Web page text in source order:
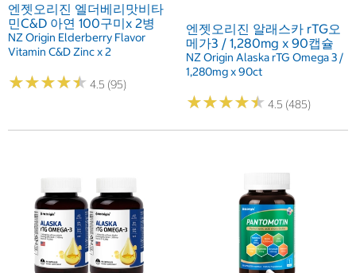
엔젯오리진 엘더베리맛비타
민C&D 아연 100구미x 2병
NZ Origin Elderberry Flavor
Vitamin C&D Zinc x 2
★★★★★
★★★★★ 4.5 (95)
엔젯오리진 알래스카 rTG오
메가3 / 1,280mg x 90캡슐
NZ Origin Alaska rTG Omega 3 /
1,280mg x 90ct
★★★★★
★★★★★ 4.5 (485)